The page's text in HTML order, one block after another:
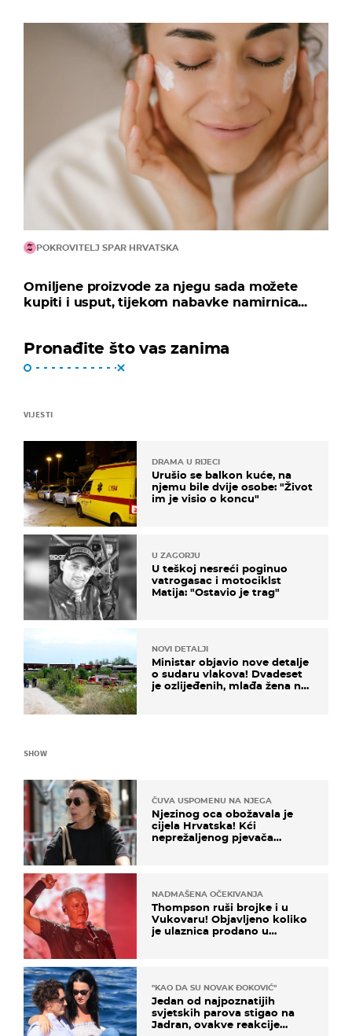
POKROVITELJ SPAR HRVATSKA
Omiljene proizvode za njegu sada možete
kupiti i usput, tijekom nabavke namirnica...
Pronađite što vas zanima
VIJESTI
DRAMA U RIJECI
Urušio se balkon kuće, na
njemu bile dvije osobe: "Život
im je visio o koncu"
U ZAGORJU
U teškoj nesreći poginuo
vatrogasac i motociklst
Matija: "Ostavio je trag"
NOVI DETALJI
Ministar objavio nove detalje
o sudaru vlakova! Dvadeset
je ozlijeđenih, mlađa žena na
SHOW
ČUVA USPOMENU NA NJEGA
Njezinog oca obožavala je
cijela Hrvatska! Kći
neprežaljenog pjevača
NADMAŠENA OČEKIVANJA
Thompson ruši brojke i u
Vukovaru! Objavljeno koliko
je ulaznica prodano u
"KAO DA SU NOVAK ĐOKOVIĆ"
Jedan od najpoznatijih
svjetskih parova stigao na
Jadran, ovakve reakcije